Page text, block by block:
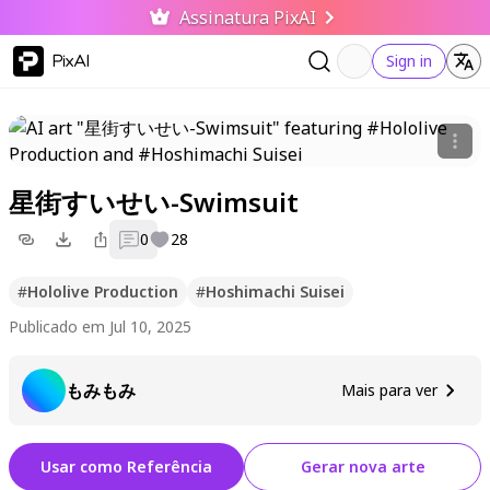
Assinatura PixAI
PixAI Sign in
星街すいせい-Swimsuit
0 28
#Hololive Production #Hoshimachi Suisei
Publicado em Jul 10, 2025
もみもみ Mais para ver
Usar como Referência Gerar nova arte